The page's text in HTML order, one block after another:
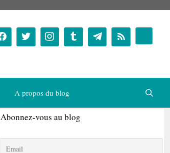
A propos du blog
Abonnez-vous au blog